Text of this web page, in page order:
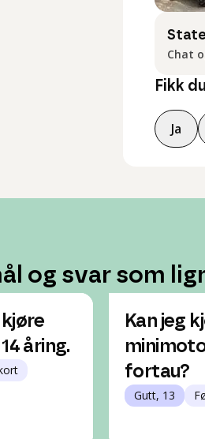
Chat
Fikk
Ja
og svar som
kjøre
åring.
Kan jeg
fortau?
Gutt, 13